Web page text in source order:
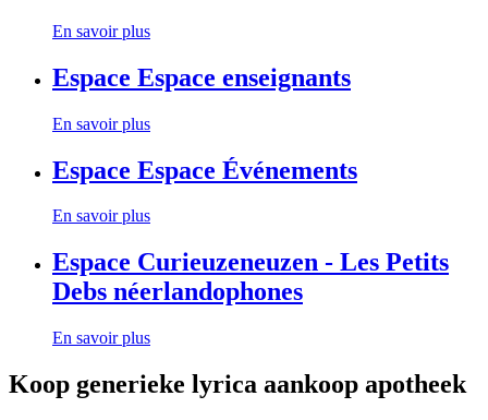
En savoir plus
Espace Espace enseignants
En savoir plus
Espace Espace Événements
En savoir plus
Espace Curieuzeneuzen - Les Petits
Debs néerlandophones
En savoir plus
Koop generieke lyrica aankoop apotheek